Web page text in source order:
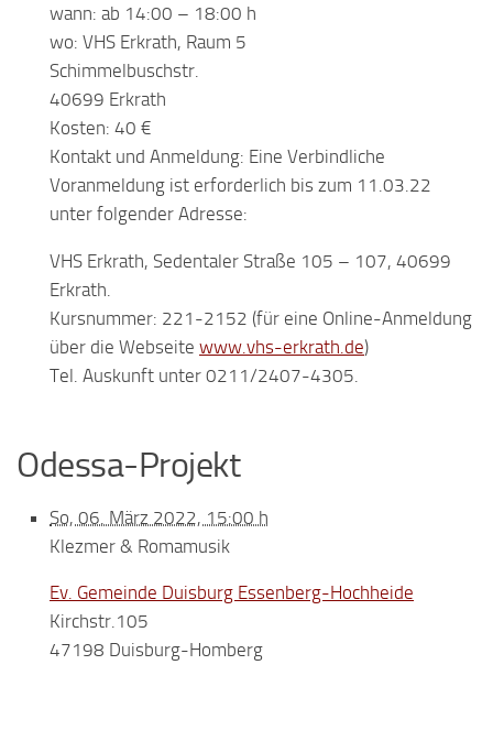
wann: ab 14:00 – 18:00 h
wo: VHS Erkrath, Raum 5
Schimmelbuschstr.
40699 Erkrath
Kosten: 40 €
Kontakt und Anmeldung: Eine Verbindliche
Voranmeldung ist erforderlich bis zum 11.03.22
unter folgender Adresse:
VHS Erkrath, Sedentaler Straße 105 – 107, 40699
Erkrath.
Kursnummer: 221-2152 (für eine Online-Anmeldung
über die Webseite www.vhs-erkrath.de)
Tel. Auskunft unter 0211/2407-4305.
Odessa-Projekt
So, 06. März 2022, 15:00 h
Klezmer & Romamusik
Ev. Gemeinde Duisburg Essenberg-Hochheide
Kirchstr.105
47198 Duisburg-Homberg